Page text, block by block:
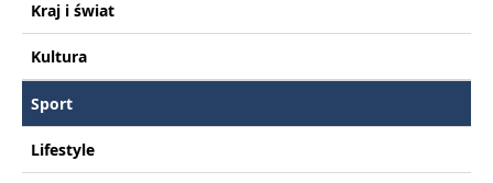
Kraj i świat
Kultura
Sport
Lifestyle